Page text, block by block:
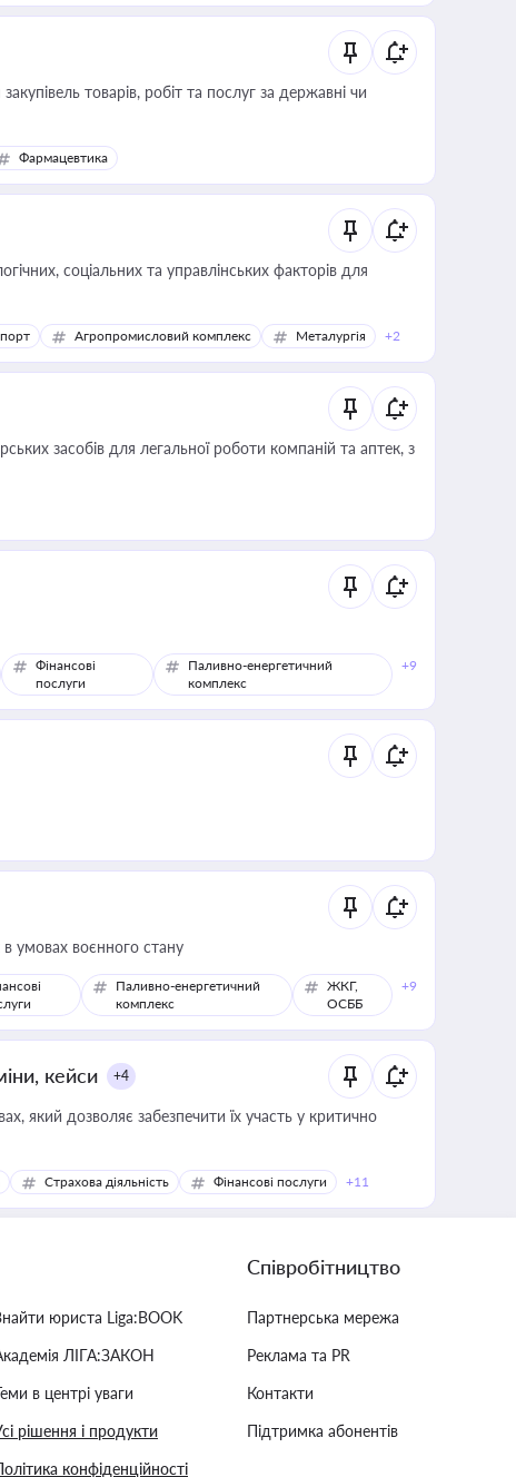
товарів, робіт та послуг за державні чи
Фармацевтика
соціальних та управлінських факторів для
Агропромисловий комплекс Металургія +2
засобів для легальної роботи компаній та аптек, з
Фінансові
послуги
Паливно-енергетичний
комплекс
+9
в умовах воєнного стану
Паливно-енергетичний
комплекс
ЖКГ,
ОСББ
+9
кейси +4
який дозволяє забезпечити їх участь у критично
Страхова діяльність Фінансові послуги +11
юриста Liga:BOOK
ЛІГА:ЗАКОН
в центрі уваги
рішення і продукти
конфіденційності
Співробітництво
Партнерська мережа
Реклама та PR
Контакти
Підтримка абонентів